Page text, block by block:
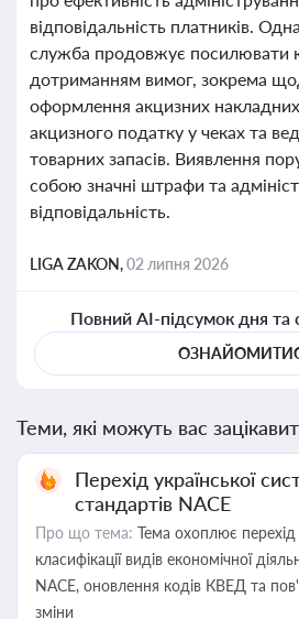
відповідальність платників.
служба продовжує посилювати
дотриманням вимог, зокрема
оформлення акцизних
акцизного податку у чеках та
товарних запасів. Виявлення
собою значні штрафи та
відповідальність.
LIGA ZAKON,02 липня 2026
Повний AI-підсумок дня та
Теми, які можуть вас
Перехід української
стандартів NACE
Про що тема: Тема охоплює перехід
класифікації видів економічної
NACE, оновлення кодів КВЕД та
зміни